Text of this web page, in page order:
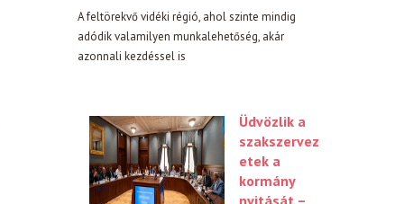
A feltörekvő vidéki régió, ahol szinte mindig
adódik valamilyen munkalehetőség, akár
azonnali kezdéssel is
Üdvözlik a
szakszervez
etek a
kormány
nyitását –